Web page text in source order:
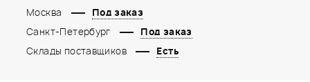
Москва
Под заказ
Санкт-Петербург
Под заказ
Склады поставщиков
Есть